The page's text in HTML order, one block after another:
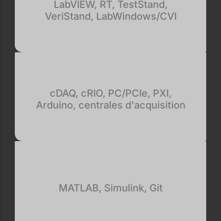
LabVIEW, RT, TestStand,
VeriStand, LabWindows/CVI
cDAQ, cRIO, PC/PCIe, PXI,
Arduino, centrales d'acquisition
MATLAB, Simulink, Git